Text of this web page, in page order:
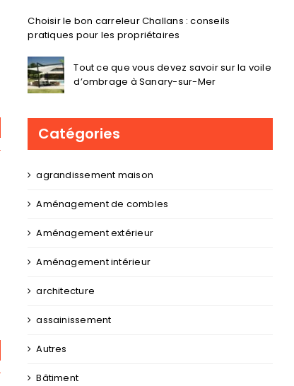
Choisir le bon carreleur Challans : conseils
pratiques pour les propriétaires
Tout ce que vous devez savoir sur la voile
d’ombrage à Sanary-sur-Mer
Catégories
agrandissement maison
Aménagement de combles
Aménagement extérieur
Aménagement intérieur
architecture
assainissement
Autres
Bâtiment